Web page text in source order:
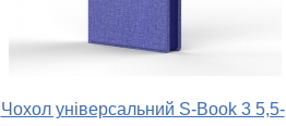
Чохол універсальний S-Book 3 5,5-